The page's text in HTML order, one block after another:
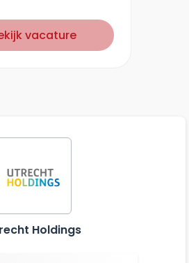
vacature
Holdings